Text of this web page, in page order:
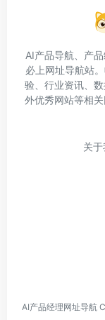
AI产品导航、产
必上网址导航站
验、行业资讯、
外优秀网站等相
关
AI产品经理网址导航